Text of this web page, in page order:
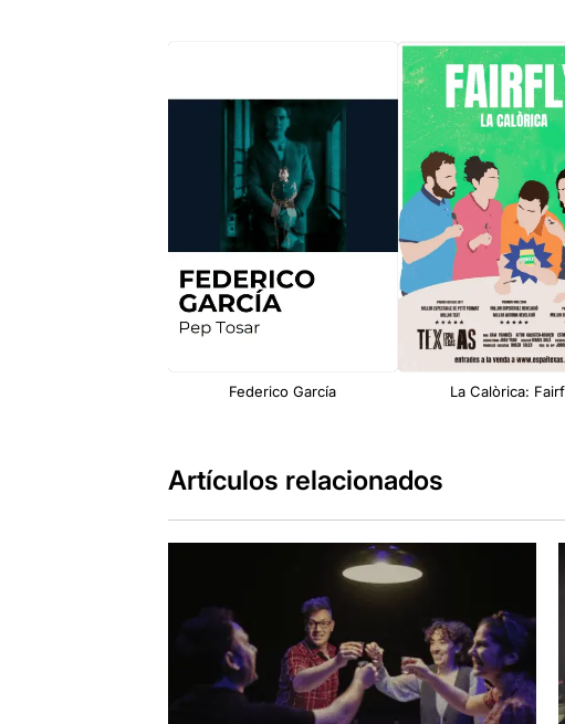
Federico García La Calòrica:
Artículos relacionados